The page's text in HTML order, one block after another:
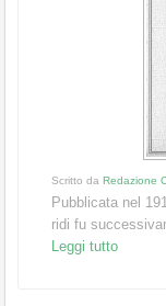
Scritto da Redazione
Pubblicata nel
ridi fu
Leggi tutto